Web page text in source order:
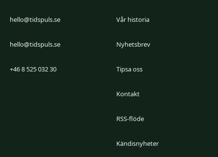
hello@tidspuls.se
hello@tidspuls.se
+46 8 525 032 30
Vår historia
Nyhetsbrev
Tipsa oss
Kontakt
RSS-flöde
Kändisnyheter